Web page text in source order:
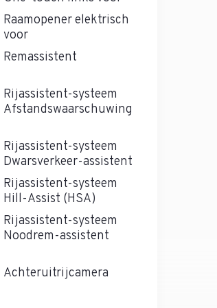
Raamopener elektrisch
voor
Remassistent
Rijassistent-systeem
Afstandswaarschuwing
Rijassistent-systeem
Dwarsverkeer-assistent
Rijassistent-systeem
Hill-Assist (HSA)
Rijassistent-systeem
Noodrem-assistent
Achteruitrijcamera